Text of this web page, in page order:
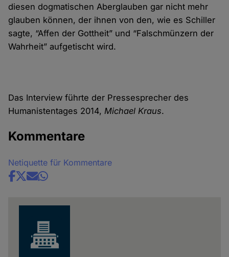
diesen dogmatischen Aberglauben gar nicht mehr
glauben können, der ihnen von den, wie es Schiller
sagte, “Affen der Gottheit” und “Falschmünzern der
Wahrheit” aufgetischt wird.
Das Interview führte der Pressesprecher des
Humanistentages 2014,Michael Kraus.
Kommentare
Netiquette für Kommentare
Share